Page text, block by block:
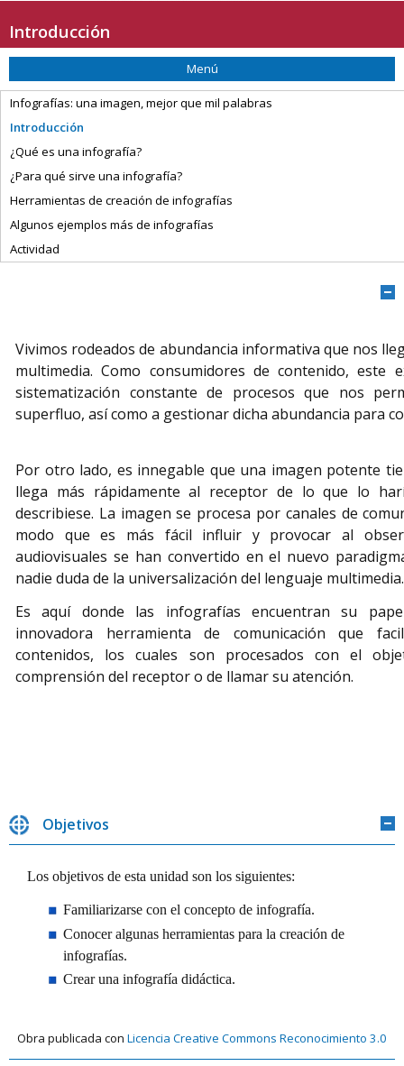
Menú
Infografías: una imagen, mejor que mil palabras
Introducción
¿Qué es una infografía?
¿Para qué sirve una infografía?
Herramientas de creación de infografías
Algunos ejemplos más de infografías
Actividad
Introducción
Vivimos rodeados de abundancia informativa que nos
multimedia. Como consumidores de contenido,
sistematización constante de procesos que nos
superfluo, así como a gestionar dicha abundancia para
Por otro lado, es innegable que una imagen potente
llega más rápidamente al receptor de lo que lo
describiese. La imagen se procesa por canales de
modo que es más fácil influir y provocar al
audiovisuales se han convertido en el nuevo
nadie duda de la universalización del lenguaje multimedia.
Es aquí donde las infografías encuentran su
innovadora herramienta de comunicación que
contenidos, los cuales son procesados con el
comprensión del receptor o de llamar su atención.
Objetivos
Los objetivos de esta unidad son los siguientes:
Familiarizarse con el concepto de infografía.
Conocer algunas herramientas para la creación de
infografías.
Crear una infografía didáctica.
Obra publicada con Licencia Creative Commons Reconocimiento 3.0